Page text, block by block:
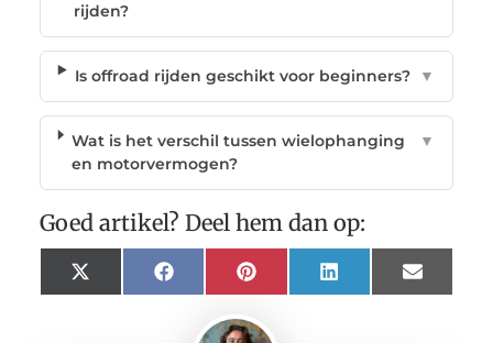
rijden?
Is offroad rijden geschikt voor beginners? ▼
Wat is het verschil tussen wielophanging
en motorvermogen?
▼
Goed artikel? Deel hem dan op:
X
(Twitter)
FacebookPinterest LinkedIn Email